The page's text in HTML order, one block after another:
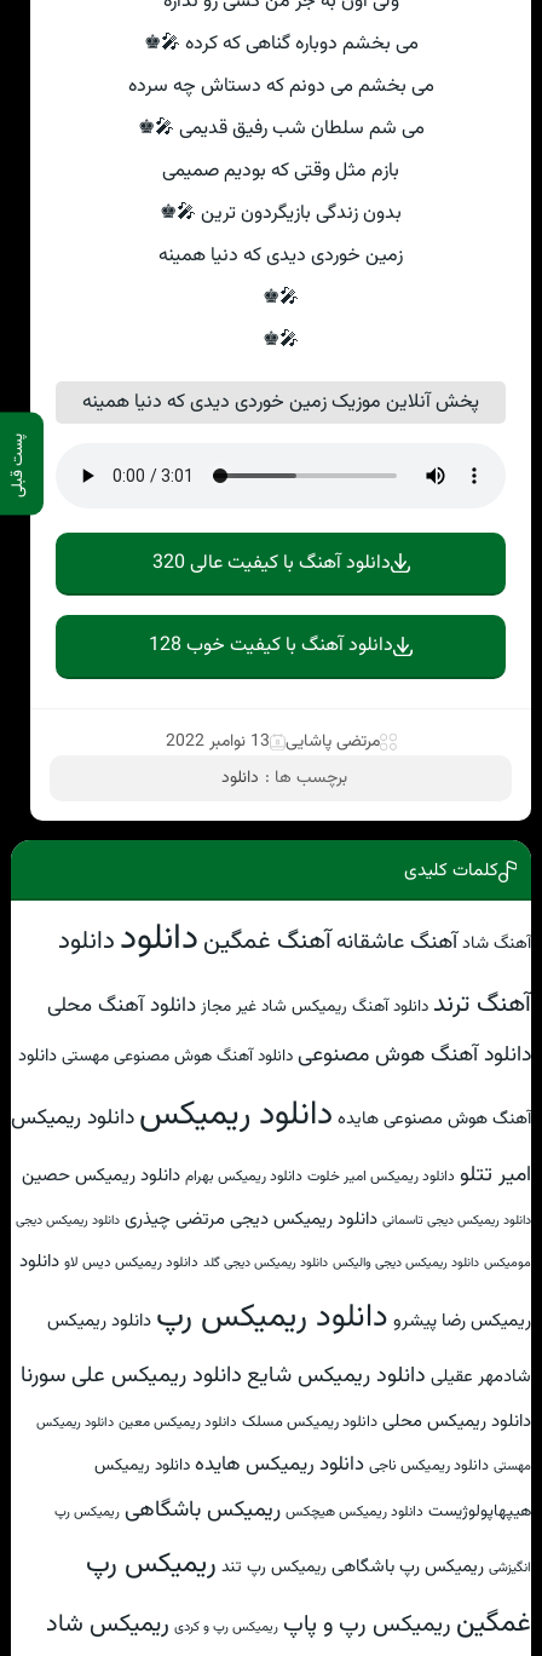
پست قبلی
می بخشم دوباره گناهی که کرده 🎤♚
می بخشم می دونم که دستاش چه سرده
می شم سلطان شب رفیق قدیمی 🎤♚
بازم مثل وقتی که بودیم صمیمی
بدون زندگی بازیگردون ترین 🎤♚
زمین خوردی دیدی که دنیا همینه
🎤♚
🎤♚
پخش آنلاین موزیک زمین خوردی دیدی که دنیا همینه
دانلود آهنگ با کیفیت عالی 320
دانلود آهنگ با کیفیت خوب 128
مرتضی پاشایی
13 نوامبر 2022
برچسب ها : دانلود
کلمات کلیدی
آهنگ شادآهنگ عاشقانهآهنگ غمگیندانلوددانلود
آهنگ ترند دانلود آهنگ ریمیکس شاد غیر مجاز دانلود آهنگ محلی
دانلود آهنگ هوش مصنوعیدانلود آهنگ هوش مصنوعی مهستیدانلود
آهنگ هوش مصنوعی هایده دانلود ریمیکسدانلود ریمیکس
امیر تتلو دانلود ریمیکس امیر خلوت دانلود ریمیکس بهرام دانلود ریمیکس حصین
دانلود ریمیکس دیجی تاسمانی دانلود ریمیکس دیجی مرتضی چیذری دانلود ریمیکس دیجی
مومیکس دانلود ریمیکس دیجی والیکس دانلود ریمیکس دیجی گلد دانلود ریمیکس دیس لاو دانلود
ریمیکس رضا پیشرو دانلود ریمیکس رپ دانلود ریمیکس
شادمهر عقیلی دانلود ریمیکس شایع دانلود ریمیکس علی سورنا
دانلود ریمیکس محلی دانلود ریمیکس مسلک دانلود ریمیکس معین دانلود ریمیکس
مهستی دانلود ریمیکس ناجی دانلود ریمیکس هایدهدانلود ریمیکس
هیپهاپولوژیست دانلود ریمیکس هیچکس ریمیکس باشگاهی ریمیکس رپ
انگیزشی ریمیکس رپ باشگاهی ریمیکس رپ تند ریمیکس رپ
غمگین ریمیکس رپ و پاپ ریمیکس رپ و کردی ریمیکس شاد